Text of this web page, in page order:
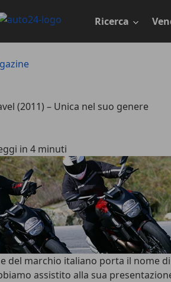
Ricerca
(2011) – Unica nel suo genere
in 4 minuti
del marchio italiano porta il nome
assistito alla sua